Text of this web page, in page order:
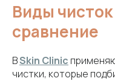
Виды
сравнение
ВSkin Clinic
чистки, которые